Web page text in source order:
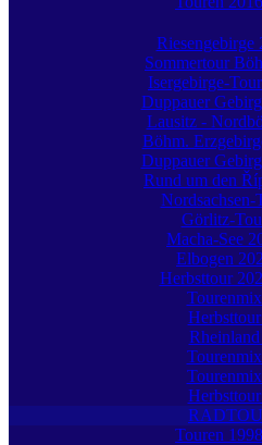
Riesengebirge
Sommertour
Isergebirge-
Duppauer
Lausitz -
Böhm.
Duppauer
Rund um den
Nordsachsen-
Görlitz-
Macha-See
Elbogen
Herbsttour
Touren